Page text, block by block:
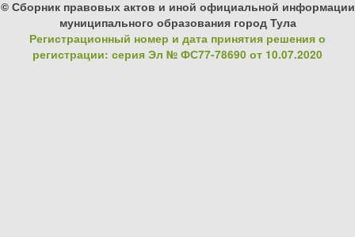
© Сборник правовых актов и иной официальной информации
муниципального образования город Тула
Регистрационный номер и дата принятия решения о
регистрации: серия Эл № ФС77-78690 от 10.07.2020